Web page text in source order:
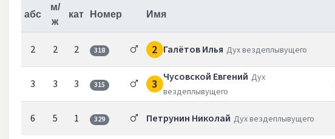
абс
м/
ж
кат Номер Имя
2 2 2 318 2 Галётов Илья Дух вездеплывущего
3 3 3 315 3 Чусовской Евгений Дух
вездеплывущего
6 5 1 329 Петрунин Николай Дух вездеплывущего